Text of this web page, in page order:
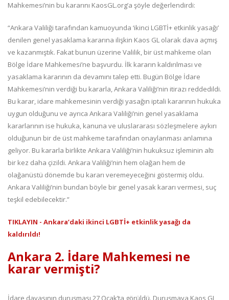
Mahkemesi’nin bu kararını KaosGL.org’a şöyle değerlendirdi:
“Ankara Valiliği tarafından kamuoyunda ‘ikinci LGBTİ+ etkinlik yasağı’
denilen genel yasaklama kararına ilişkin Kaos GL olarak dava açmış
ve kazanmıştık. Fakat bunun üzerine Valilik, bir üst mahkeme olan
Bölge İdare Mahkemesi’ne başvurdu. İlk kararın kaldırılması ve
yasaklama kararının da devamını talep etti. Bugün Bölge İdare
Mahkemesi’nin verdiği bu kararla, Ankara Valiliği’nin itirazı reddedildi.
Bu karar, idare mahkemesinin verdiği yasağın iptali kararının hukuka
uygun olduğunu ve ayrıca Ankara Valiliği’nin genel yasaklama
kararlarının ise hukuka, kanuna ve uluslararası sözleşmelere aykırı
olduğunun bir de üst mahkeme tarafından onaylanması anlamına
geliyor. Bu kararla birlikte Ankara Valiliği’nin hukuksuz işleminin altı
bir kez daha çizildi. Ankara Valiliği’nin hem olağan hem de
olağanüstü dönemde bu kararı veremeyeceğini göstermiş oldu.
Ankara Valiliği’nin bundan böyle bir genel yasak kararı vermesi, suç
teşkil edebilecektir.”
TIKLAYIN - Ankara’daki ikinci LGBTİ+ etkinlik yasağı da
kaldırıldı!
Ankara 2. İdare Mahkemesi ne
karar vermişti?